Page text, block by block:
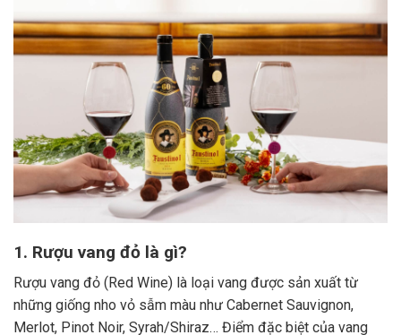
1. Rượu vang đỏ là gì?
Rượu vang đỏ (Red Wine) là loại vang được sản xuất từ
những giống nho vỏ sẫm màu như Cabernet Sauvignon,
Merlot, Pinot Noir, Syrah/Shiraz… Điểm đặc biệt của vang